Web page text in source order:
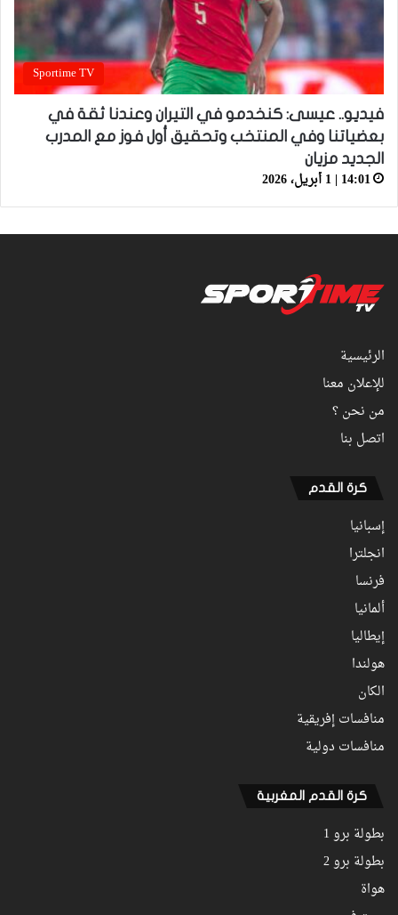
Sportime TV
فيديو.. عيسى: كنخدمو في التيران وعندنا ثقة في
بعضياتنا وفي المنتخب وتحقيق أول فوز مع المدرب
الجديد مزيان
14:01 | 1 أبريل، 2026
الرئيسية
للإعلان معنا
من نحن ؟
اتصل بنا
كرة القدم
إسبانيا
انجلترا
فرنسا
ألمانيا
إيطاليا
هولندا
الكان
منافسات إفريقية
منافسات دولية
كرة القدم المغربية
بطولة برو 1
بطولة برو 2
هواة